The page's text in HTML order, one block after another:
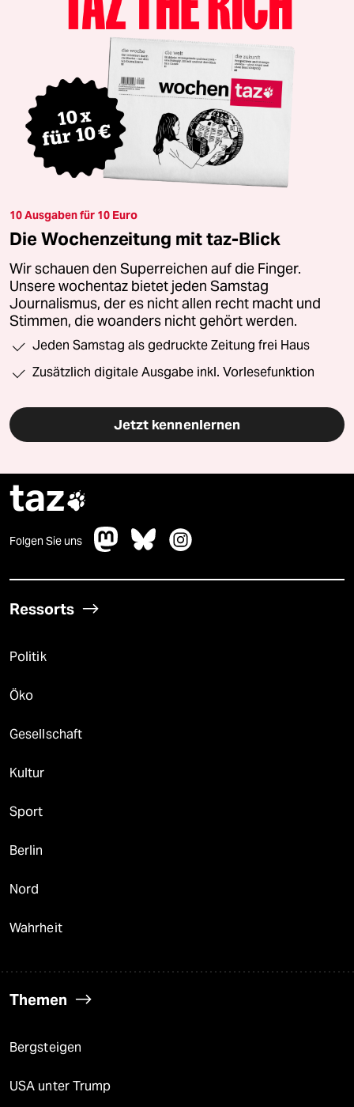
10 Ausgaben für 10 Euro
Die Wochenzeitung mit taz-Blick
Wir schauen den Superreichen auf die Finger.
Unsere wochentaz bietet jeden Samstag
Journalismus, der es nicht allen recht macht und
Stimmen, die woanders nicht gehört werden.
Jeden Samstag als gedruckte Zeitung frei Haus
Zusätzlich digitale Ausgabe inkl. Vorlesefunktion
Jetzt kennenlernen
taz
Folgen Sie uns
Ressorts
Politik
Öko
Gesellschaft
Kultur
Sport
Berlin
Nord
Wahrheit
Themen
Bergsteigen
USA unter Trump